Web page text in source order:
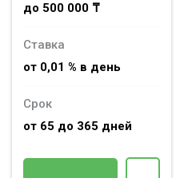
до 500 000 ₸
Ставка
от 0,01 % в день
Срок
от 65 до 365 дней